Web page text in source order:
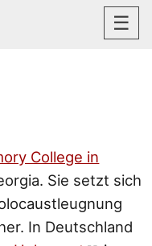
☰
College in
Sie setzt sich
In Deutschland